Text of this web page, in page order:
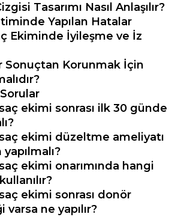
Tasarımı Nasıl Anlaşılır?
Yapılan Hatalar
Ekiminde İyileşme ve İz
Sonuçtan Korunmak İçin
saç ekimi sonrası ilk 30 günde
saç ekimi düzeltme ameliyatı
saç ekimi onarımında hangi
saç ekimi sonrası donör
ne yapılır?